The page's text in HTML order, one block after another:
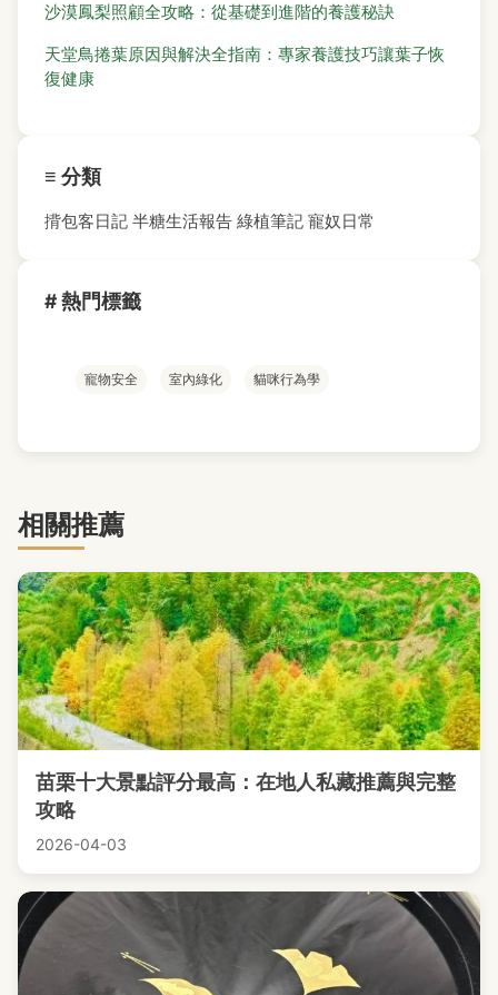
沙漠鳳梨照顧全攻略：從基礎到進階的養護秘訣
天堂鳥捲葉原因與解決全指南：專家養護技巧讓葉子恢
復健康
≡ 分類
揹包客日記 半糖生活報告 綠植筆記 寵奴日常
# 熱門標籤
寵物安全 室內綠化 貓咪行為學
相關推薦
苗栗十大景點評分最高：在地人私藏推薦與完整
攻略
2026-04-03